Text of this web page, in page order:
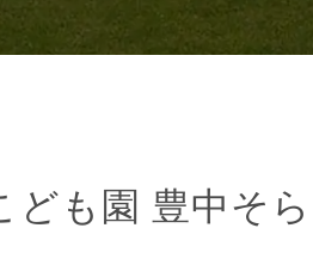
ども園 豊中そ